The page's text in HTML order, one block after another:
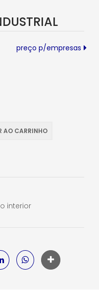
preço p/empresas
interior